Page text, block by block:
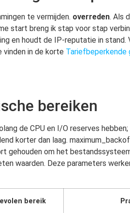
te vermijden. overreden. Als
start breng ik stap voor stap
en houdt de IP-reputatie in stand.
in de korte Tariefbeperkende
bereiken
de CPU en I/O reserves
korter dan laag.
om het
waarden. Deze parameters
bereik